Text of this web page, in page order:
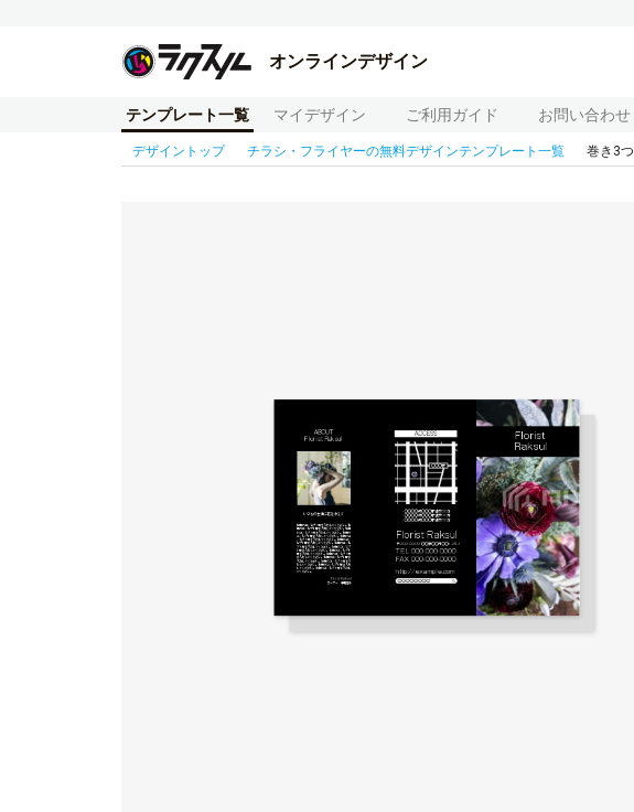
オンラインデザイン
テンプレート一覧 マイデザイン ご利用ガイド お問い合わせ
デザイントップ チラシ・フライヤーの無料デザインテンプレート一覧 巻き3